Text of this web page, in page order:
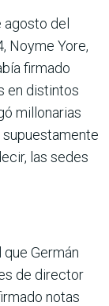
del
Noyme Yore,
firmado
en distintos
millonarias
las sedes
Germán
de director
notas